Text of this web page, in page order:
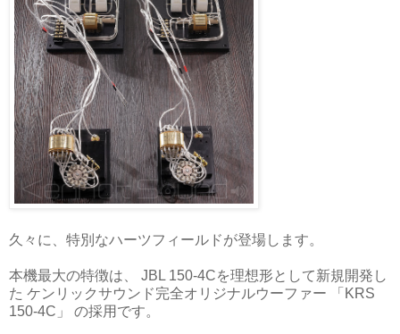
久々に、特別なハーツフィールドが登場します。
本機最大の特徴は、 JBL 150-4Cを理想形として新規開発し
た ケンリックサウンド完全オリジナルウーファー 「KRS
150-4C」 の採用です。